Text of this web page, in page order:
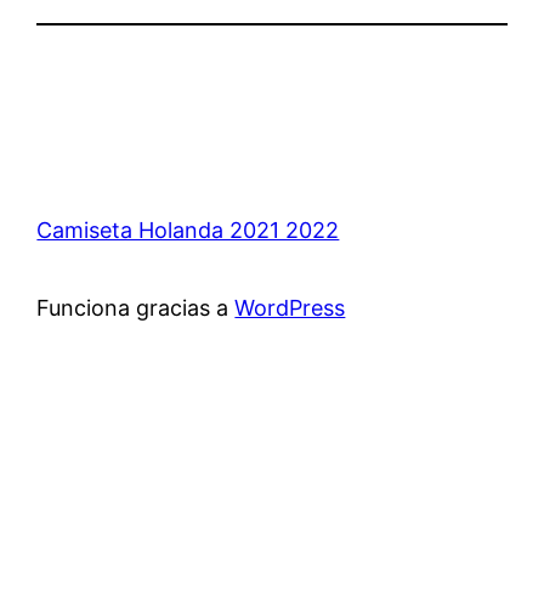
Camiseta Holanda 2021 2022
Funciona gracias aWordPress